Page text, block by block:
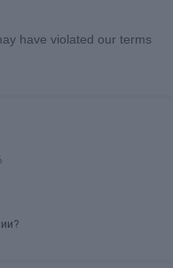
have violated our terms